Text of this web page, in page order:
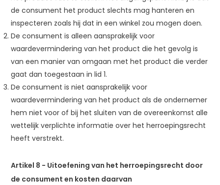
de consument het product slechts mag hanteren en
inspecteren zoals hij dat in een winkel zou mogen doen.
De consument is alleen aansprakelijk voor
waardevermindering van het product die het gevolg is
van een manier van omgaan met het product die verder
gaat dan toegestaan in lid 1.
De consument is niet aansprakelijk voor
waardevermindering van het product als de ondernemer
hem niet voor of bij het sluiten van de overeenkomst alle
wettelijk verplichte informatie over het herroepingsrecht
heeft verstrekt.
Artikel 8 - Uitoefening van het herroepingsrecht door
de consument en kosten daarvan